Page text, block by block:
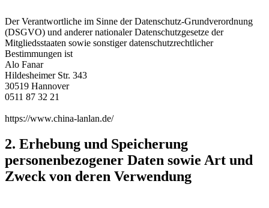
Der Verantwortliche im Sinne der Datenschutz-Grundverordnung
(DSGVO) und anderer nationaler Datenschutzgesetze der
Mitgliedsstaaten sowie sonstiger datenschutzrechtlicher
Bestimmungen ist
Alo Fanar
Hildesheimer Str. 343
30519 Hannover
0511 87 32 21
https://www.china-lanlan.de/
2. Erhebung und Speicherung
personenbezogener Daten sowie Art und
Zweck von deren Verwendung